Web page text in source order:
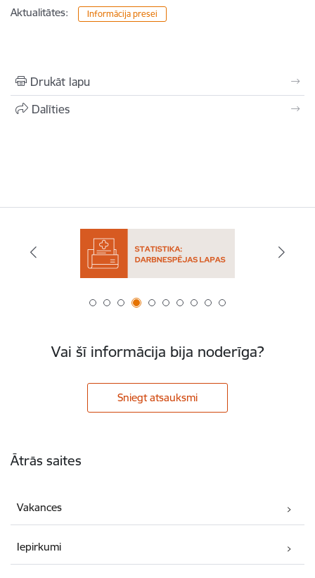
Aktualitātes: Informācija presei
Drukāt lapu
Dalīties
Vai šī informācija bija noderīga?
Sniegt atsauksmi
Ātrās saites
Vakances
Iepirkumi